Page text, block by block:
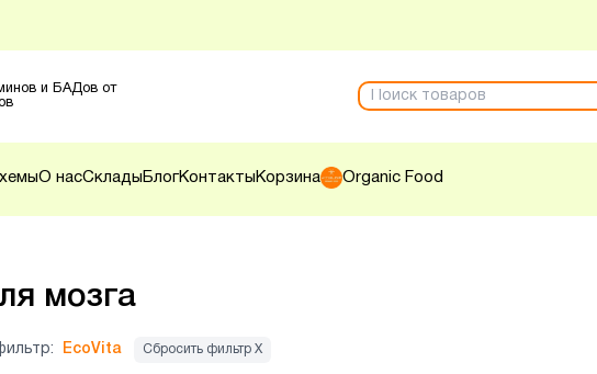
и БАДов от
О насСклады БлогКонтакты Корзина Organic Food
мозга
EcoVita Сбросить фильтр Х